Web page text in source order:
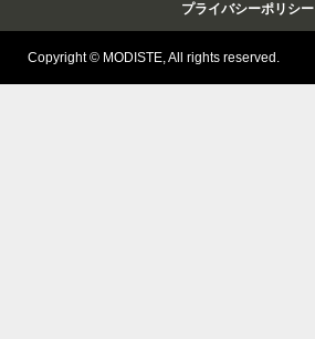
プライバシーポリシー
Copyright © MODISTE, All rights reserved.